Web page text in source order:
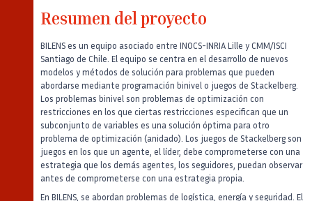
Resumen del proyecto
BILENS es un equipo asociado entre INOCS-INRIA Lille y CMM/ISCI
Santiago de Chile. El equipo se centra en el desarrollo de nuevos
modelos y métodos de solución para problemas que pueden
abordarse mediante programación binivel o juegos de Stackelberg.
Los problemas binivel son problemas de optimización con
restricciones en los que ciertas restricciones especifican que un
subconjunto de variables es una solución óptima para otro
problema de optimización (anidado). Los juegos de Stackelberg son
juegos en los que un agente, el líder, debe comprometerse con una
estrategia que los demás agentes, los seguidores, puedan observar
antes de comprometerse con una estrategia propia.
En BILENS, se abordan problemas de logística, energía y seguridad. El